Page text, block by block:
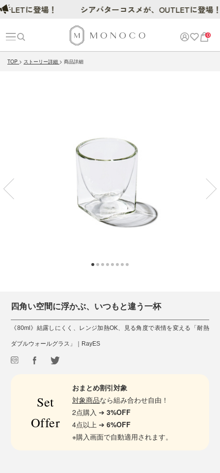
0
TOP ストーリー詳細 商品詳細
四角い空間に浮かぶ、いつもと違う一杯
《80ml》結露しにくく、レンジ加熱OK、見る角度で表情を変える「耐熱
ダブルウォールグラス」｜RayES
Set
Offer
おまとめ割引対象
対象商品なら組み合わせ自由！
2点購入 ➔3%OFF
4点以上 ➔6%OFF
※購入画面で自動適用されます。
に登場！ シアバターコスメが、OUTLETに登場！